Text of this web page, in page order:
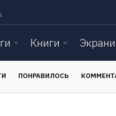
Книги
ПОНРАВИЛОСЬ